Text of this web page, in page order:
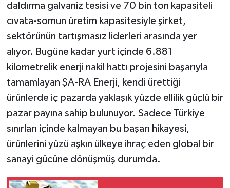
daldırma galvaniz tesisi ve 70 bin ton kapasiteli
cıvata-somun üretim kapasitesiyle şirket,
sektörünün tartışmasız liderleri arasında yer
alıyor. Bugüne kadar yurt içinde 6.881
kilometrelik enerji nakil hattı projesini başarıyla
tamamlayan ŞA-RA Enerji, kendi ürettiği
ürünlerde iç pazarda yaklaşık yüzde ellilik güçlü bir
pazar payına sahip bulunuyor. Sadece Türkiye
sınırları içinde kalmayan bu başarı hikayesi,
ürünlerini yüzü aşkın ülkeye ihraç eden global bir
sanayi gücüne dönüşmüş durumda.